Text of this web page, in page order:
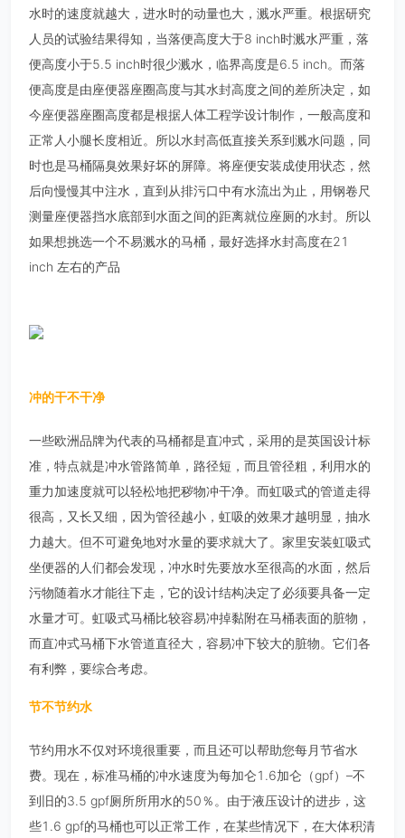
水时的速度就越大，进水时的动量也大，溅水严重。根据研究
人员的试验结果得知，当落便高度大于8 inch时溅水严重，落
便高度小于5.5 inch时很少溅水，临界高度是6.5 inch。而落
便高度是由座便器座圈高度与其水封高度之间的差所决定，如
今座便器座圈高度都是根据人体工程学设计制作，一般高度和
正常人小腿长度相近。所以水封高低直接关系到溅水问题，同
时也是马桶隔臭效果好坏的屏障。将座便安装成使用状态，然
后向慢慢其中注水，直到从排污口中有水流出为止，用钢卷尺
测量座便器挡水底部到水面之间的距离就位座厕的水封。所以
如果想挑选一个不易溅水的马桶，最好选择水封高度在21
inch 左右的产品
冲的干不干净
一些欧洲品牌为代表的马桶都是直冲式，采用的是英国设计标
准，特点就是冲水管路简单，路径短，而且管径粗，利用水的
重力加速度就可以轻松地把秽物冲干净。而虹吸式的管道走得
很高，又长又细，因为管径越小，虹吸的效果才越明显，抽水
力越大。但不可避免地对水量的要求就大了。家里安装虹吸式
坐便器的人们都会发现，冲水时先要放水至很高的水面，然后
污物随着水才能往下走，它的设计结构决定了必须要具备一定
水量才可。虹吸式马桶比较容易冲掉黏附在马桶表面的脏物，
而直冲式马桶下水管道直径大，容易冲下较大的脏物。它们各
有利弊，要综合考虑。
节不节约水
节约用水不仅对环境很重要，而且还可以帮助您每月节省水
费。现在，标准马桶的冲水速度为每加仑1.6加仑（gpf）–不
到旧的3.5 gpf厕所所用水的50％。由于液压设计的进步，这
些1.6 gpf的马桶也可以正常工作，在某些情况下，在大体积清